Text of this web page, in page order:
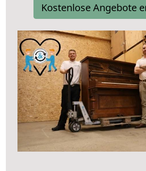
Kostenlose Angebote